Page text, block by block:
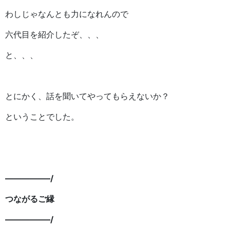
わしじゃなんとも力になれんので
六代目を紹介したぞ、、、
と、、、
とにかく、話を聞いてやってもらえないか？
ということでした。
—————–/
つながるご縁
—————–/